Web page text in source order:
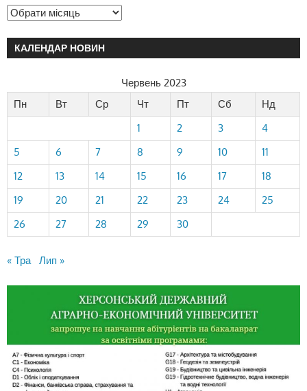
КАЛЕНДАР НОВИН
Червень 2023
Пн
Вт Ср Чт Пт Сб
Нд
1
2 3
4
5
6 7 8 9 10
11
12
13 14 15 16 17
18
19
20 21 22 23 24
25
26
27 28 29 30
« Тра Лип »